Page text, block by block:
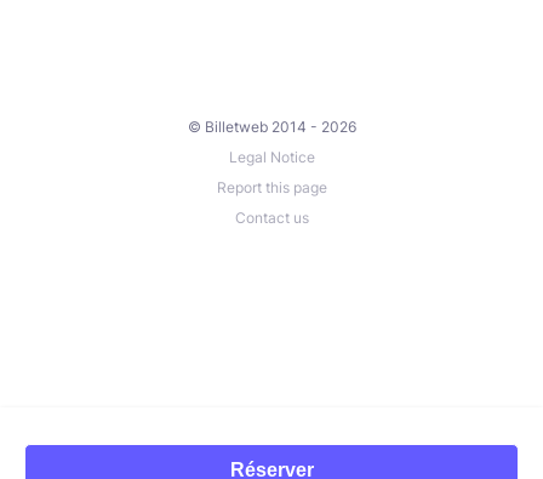
© Billetweb 2014 - 2026
Legal Notice
Report this page
Contact us
Réserver